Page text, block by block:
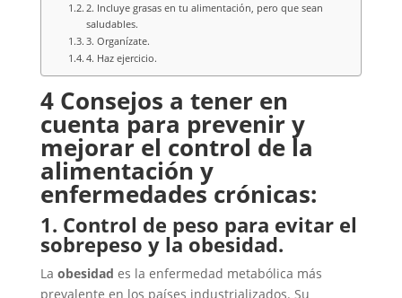
2. Incluye grasas en tu alimentación, pero que sean
saludables.
3. Organízate.
4. Haz ejercicio.
4 Consejos a tener en
cuenta para prevenir y
mejorar el control de la
alimentación y
enfermedades crónicas:
1. Control de peso para evitar el
sobrepeso y la obesidad.
La obesidad es la enfermedad metabólica más
prevalente en los países industrializados. Su